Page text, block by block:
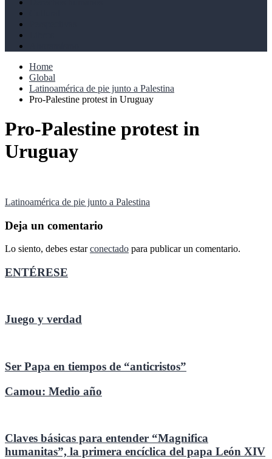
Home
Global
Latinoamérica de pie junto a Palestina
Pro-Palestine protest in Uruguay
Pro-Palestine protest in
Uruguay
Navegación
de
entradas
Latinoamérica de pie junto a Palestina
Deja un comentario
Lo siento, debes estarconectado para publicar un comentario.
ENTÉRESE
Juego y verdad
Ser Papa en tiempos de “anticristos”
Camou: Medio año
Claves básicas para entender “Magnifica
humanitas”, la primera encíclica del papa León XIV